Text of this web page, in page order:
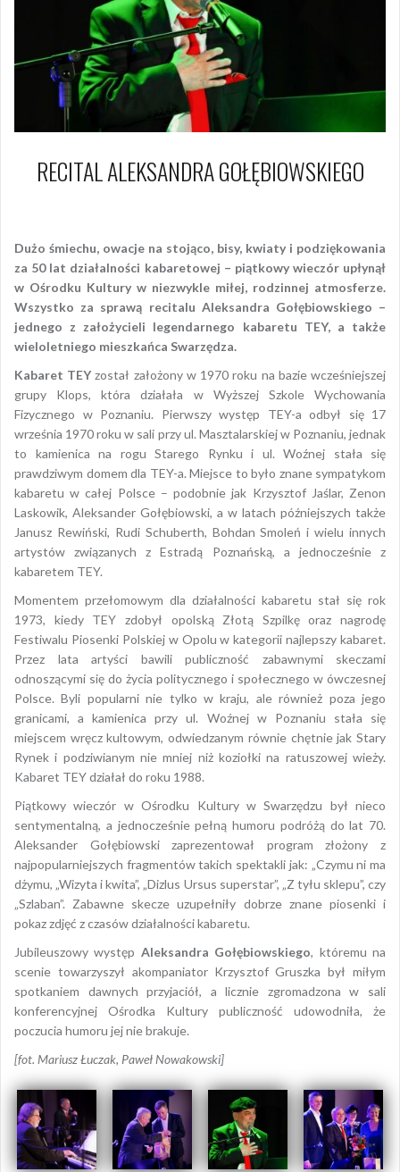
RECITAL ALEKSANDRA GOŁĘBIOWSKIEGO
Dużo śmiechu, owacje na stojąco, bisy, kwiaty i podziękowania
za 50 lat działalności kabaretowej – piątkowy wieczór upłynął
w Ośrodku Kultury w niezwykle miłej, rodzinnej atmosferze.
Wszystko za sprawą recitalu Aleksandra Gołębiowskiego –
jednego z założycieli legendarnego kabaretu TEY, a także
wieloletniego mieszkańca Swarzędza.
Kabaret TEYzostał założony w 1970 roku na bazie wcześniejszej
grupy Klops, która działała w Wyższej Szkole Wychowania
Fizycznego w Poznaniu. Pierwszy występ TEY-a odbył się 17
września 1970 roku w sali przy ul. Masztalarskiej w Poznaniu, jednak
to kamienica na rogu Starego Rynku i ul. Woźnej stała się
prawdziwym domem dla TEY-a. Miejsce to było znane sympatykom
kabaretu w całej Polsce – podobnie jak Krzysztof Jaślar, Zenon
Laskowik, Aleksander Gołębiowski, a w latach późniejszych także
Janusz Rewiński, Rudi Schuberth, Bohdan Smoleń i wielu innych
artystów związanych z Estradą Poznańską, a jednocześnie z
kabaretem TEY.
Momentem przełomowym dla działalności kabaretu stał się rok
1973, kiedy TEY zdobył opolską Złotą Szpilkę oraz nagrodę
Festiwalu Piosenki Polskiej w Opolu w kategorii najlepszy kabaret.
Przez lata artyści bawili publiczność zabawnymi skeczami
odnoszącymi się do życia politycznego i społecznego w ówczesnej
Polsce. Byli popularni nie tylko w kraju, ale również poza jego
granicami, a kamienica przy ul. Woźnej w Poznaniu stała się
miejscem wręcz kultowym, odwiedzanym równie chętnie jak Stary
Rynek i podziwianym nie mniej niż koziołki na ratuszowej wieży.
Kabaret TEY działał do roku 1988.
Piątkowy wieczór w Ośrodku Kultury w Swarzędzu był nieco
sentymentalną, a jednocześnie pełną humoru podróżą do lat 70.
Aleksander Gołębiowski zaprezentował program złożony z
najpopularniejszych fragmentów takich spektakli jak: „Czymu ni ma
dżymu, „Wizyta i kwita”, „Dizlus Ursus superstar”, „Z tyłu sklepu”, czy
„Szlaban”. Zabawne skecze uzupełniły dobrze znane piosenki i
pokaz zdjęć z czasów działalności kabaretu.
Jubileuszowy występ Aleksandra Gołębiowskiego, któremu na
scenie towarzyszył akompaniator Krzysztof Gruszka był miłym
spotkaniem dawnych przyjaciół, a licznie zgromadzona w sali
konferencyjnej Ośrodka Kultury publiczność udowodniła, że
poczucia humoru jej nie brakuje.
[fot. Mariusz Łuczak, Paweł Nowakowski]